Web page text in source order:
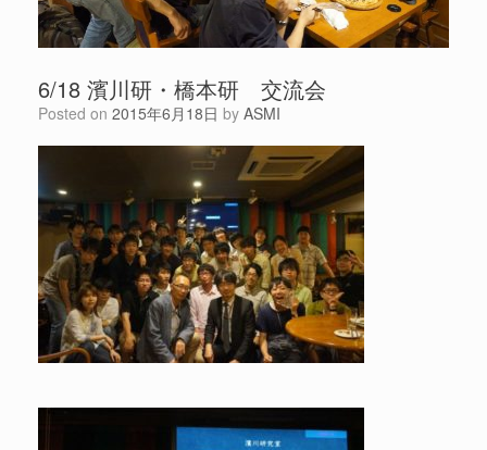
6/18 濱川研・橋本研 交流会
Posted on 2015年6月18日 by ASMI